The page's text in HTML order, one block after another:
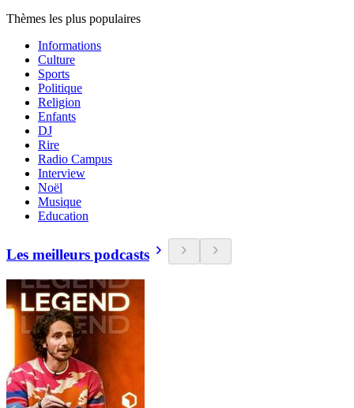
Thèmes les plus populaires
Informations
Culture
Sports
Politique
Religion
Enfants
DJ
Rire
Radio Campus
Interview
Noël
Musique
Education
Les meilleurs podcasts